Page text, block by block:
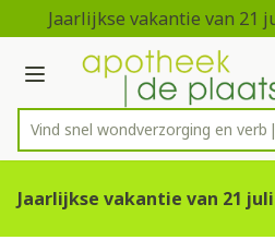
Ga naar de inhoud
1 van 2
Jaarlijkse vakantie van 21
Menu
Product, merk, categorie...
Vind snel wondverzorging
Jaarlijkse vakantie van 21